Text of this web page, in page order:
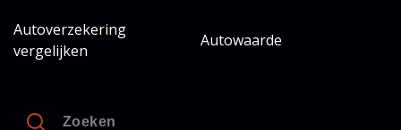
Autoverzekering
vergelijken
Autowaarde